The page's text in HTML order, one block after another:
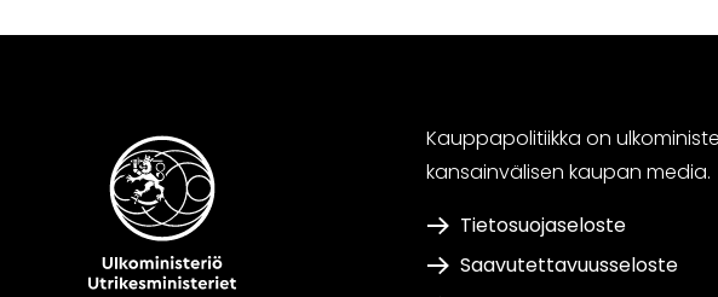
Kauppapolitiikka on
kansainvälisen kaupan media.
Tietosuojaseloste
Saavutettavuusseloste